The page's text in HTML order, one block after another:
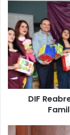
Reabre
Guardería
‘NIDOS’
En
Apoyo
A
Familias
Jornaleras
DIF
#Michoacán